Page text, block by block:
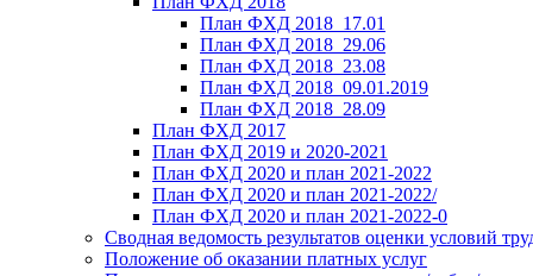
План ФХД 2018_17.01
План ФХД 2018_29.06
План ФХД 2018_23.08
План ФХД 2018_09.01.2019
План ФХД 2018_28.09
План ФХД 2017
План ФХД 2019 и 2020-2021
План ФХД 2020 и план 2021-2022
План ФХД 2020 и план 2021-2022/
План ФХД 2020 и план 2021-2022-0
Сводная ведомость результатов оценки условий
Положение об оказании платных услуг